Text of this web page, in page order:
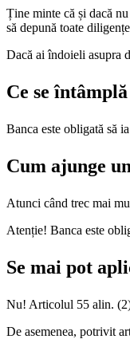
Ține minte că și dacă
să depună toate
Dacă ai îndoieli asupra
Ce se
Banca este obligată să
Cum ajunge
Atunci când trec mai
Atenție! Banca este
Se mai pot
Nu! Articolul 55 alin.
De asemenea, potrivit